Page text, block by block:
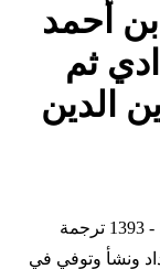
أحمد
ثم
الدين
التاريخ الهجري 736 - 795 التاريخ الميلادي 1335 - 1393 ترجمة
ونشأ وتوفي في